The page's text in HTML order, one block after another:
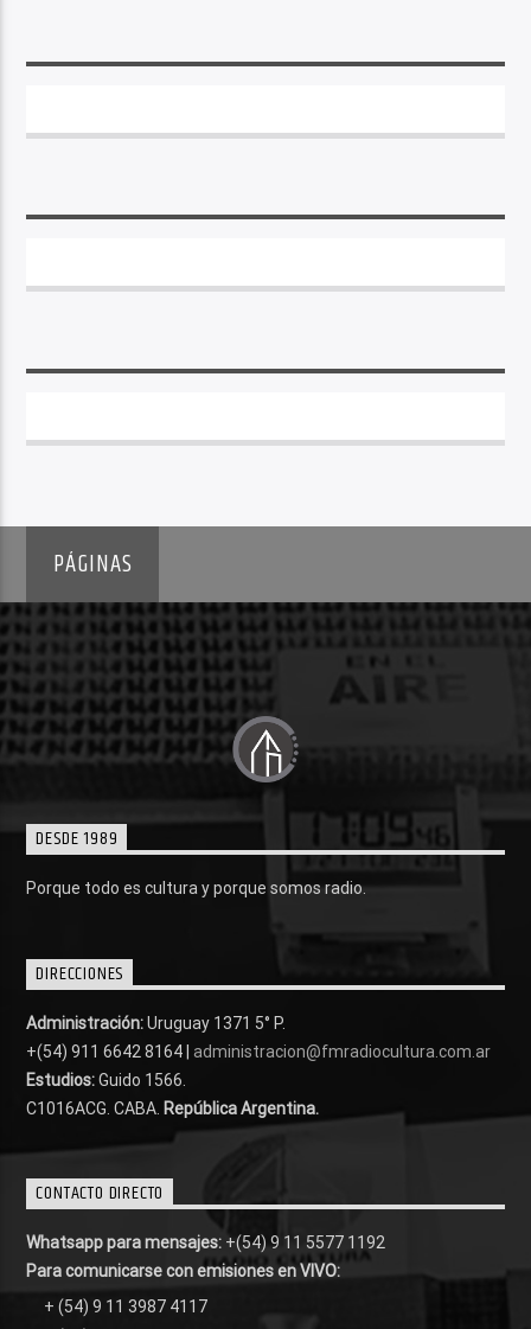
PÁGINAS
DESDE 1989
Porque todo es cultura y porque somos radio.
DIRECCIONES
Administración:Uruguay 1371 5° P.
+(54) 911 6642 8164 | administracion@fmradiocultura.com.ar
Estudios:Guido 1566.
C1016ACG . CABA. República Argentina.
CONTACTO DIRECTO
Whatsapp para mensajes: +(54) 9 11 5577 1192
Para comunicarse con emisiones en VIVO:
+ (54) 9 11 3987 4117